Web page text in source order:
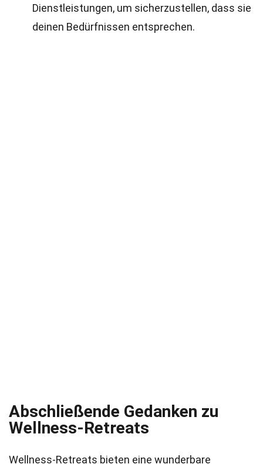
Dienstleistungen, um sicherzustellen, dass sie
deinen Bedürfnissen entsprechen.
Abschließende Gedanken zu
Wellness-Retreats
Wellness-Retreats bieten eine wunderbare